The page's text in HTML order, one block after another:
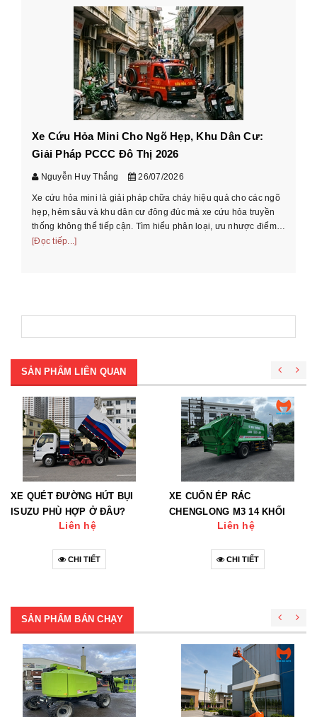
Xe Cứu Hỏa Mini Cho Ngõ Hẹp, Khu Dân Cư:
Giải Pháp PCCC Đô Thị 2026
Nguyễn Huy Thắng 26/07/2026
Xe cứu hỏa mini là giải pháp chữa cháy hiệu quả cho các ngõ
hẹp, hẻm sâu và khu dân cư đông đúc mà xe cứu hỏa truyền
thống không thể tiếp cận. Tìm hiểu phân loại, ưu nhược điểm
và cách chọn xe phù ...
[Đọc tiếp...]
SẢN PHẨM LIÊN QUAN
XE QUÉT ĐƯỜNG HÚT BỤI
ISUZU PHÙ HỢP Ở ĐÂU?
Liên hệ
CHI TIẾT
XE CUỐN ÉP RÁC
CHENGLONG M3 14 KHỐI
Liên hệ
CHI TIẾT
SẢN PHẨM BÁN CHẠY